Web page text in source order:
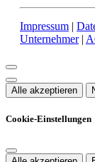
Impressum |
Unternehmer|
Alle akzeptieren
Cookie-Einstellungen